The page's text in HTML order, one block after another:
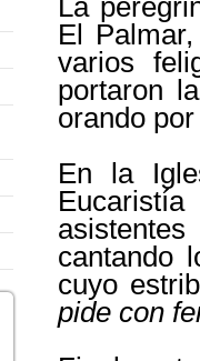
La
El
varios
portaron
orando
En la
cantando
cuyo
pide con